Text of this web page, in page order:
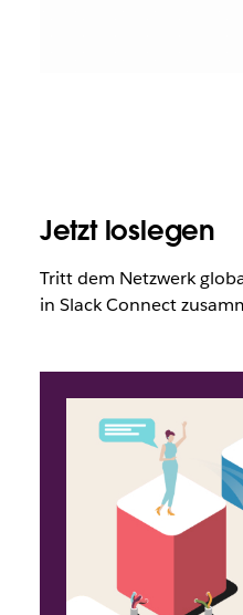
Jetzt loslegen
Tritt dem Netzwerk
in Slack Connect